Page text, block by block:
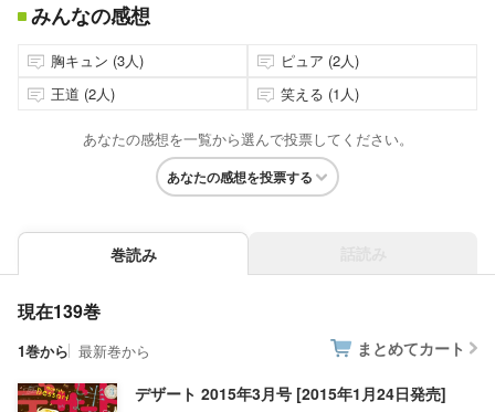
みんなの感想
胸キュン (3人)
ピュア (2人)
王道 (2人)
笑える (1人)
あなたの感想を一覧から選んで投票してください。
あなたの感想を投票する
巻読み
現在139巻
1巻から 最新巻から まとめてカート
デザート 2015年3月号 [2015年1月24日発売]